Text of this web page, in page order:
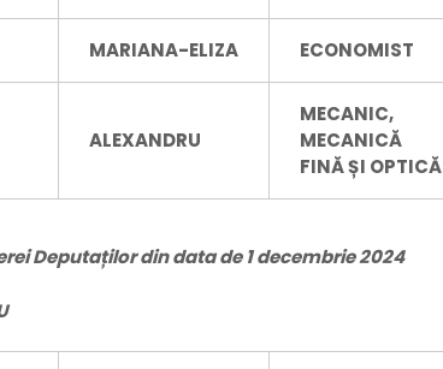
MARIANA-ELIZA ECONOMIST
ALEXANDRU
MECANIC,
MECANICĂ
FINĂ ȘI OPTICĂ
Deputaților din data de 1 decembrie 2024